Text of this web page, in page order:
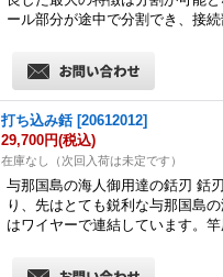
ール部分が途中で分割でき、接
打ち込み銛 [20612012]
29,700円(税込)
在庫なし（次回入荷は未定です）
与那国島の海人御用達の銛刃 銛
り、先はとても鋭利な与那国島
はワイヤーで連結しています。